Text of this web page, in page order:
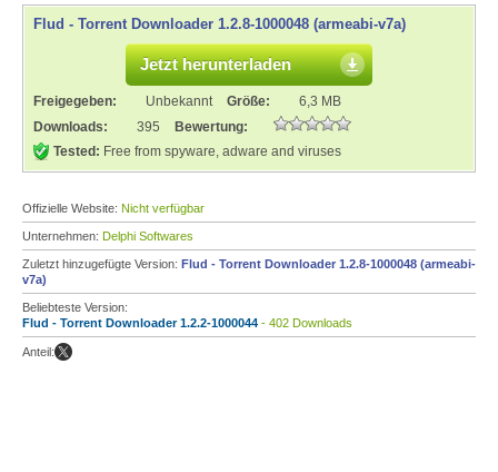
Flud - Torrent Downloader 1.2.8-1000048 (armeabi-v7a)
Jetzt herunterladen
Freigegeben: Unbekannt Größe:
6,3 MB
Downloads:
395
Bewertung:
Tested: Free from spyware, adware and viruses
Offizielle Website: Nicht verfügbar
Unternehmen: Delphi Softwares
Zuletzt hinzugefügte Version: Flud - Torrent Downloader 1.2.8-1000048 (armeabi-
v7a)
Beliebteste Version:
Flud - Torrent Downloader 1.2.2-1000044 - 402 Downloads
Anteil: